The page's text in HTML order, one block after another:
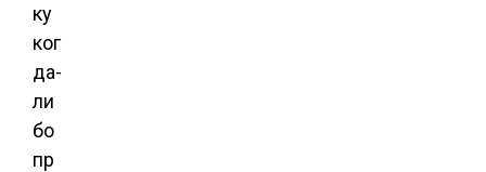
ку
ког
да-
ли
бо
пр